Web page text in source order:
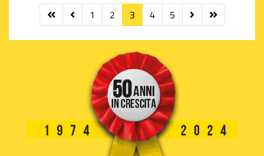
1 2 3 4 5